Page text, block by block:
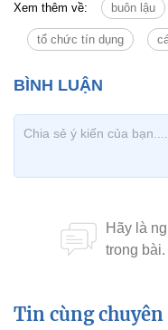
Xem thêm về: buôn lậu
tổ chức tín dụng
Tin cùng chuyên